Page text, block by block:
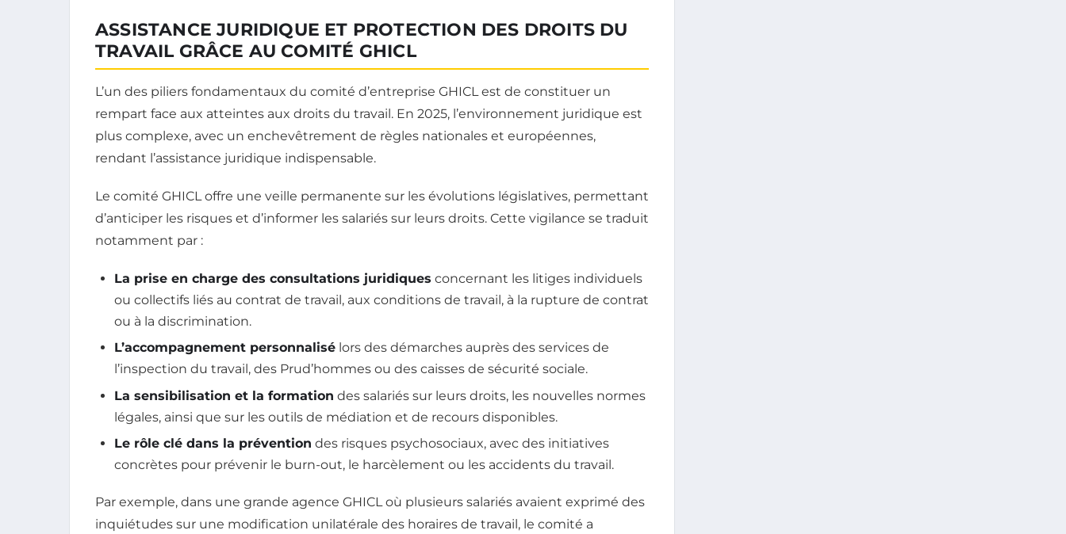
ASSISTANCE JURIDIQUE ET PROTECTION DES DROITS DU
TRAVAIL GRÂCE AU COMITÉ GHICL
L’un des piliers fondamentaux du comité d’entreprise GHICL est de constituer un
rempart face aux atteintes aux droits du travail. En 2025, l’environnement juridique est
plus complexe, avec un enchevêtrement de règles nationales et européennes,
rendant l’assistance juridique indispensable.
Le comité GHICL offre une veille permanente sur les évolutions législatives, permettant
d’anticiper les risques et d’informer les salariés sur leurs droits. Cette vigilance se traduit
notamment par :
La prise en charge des consultations juridiques concernant les litiges individuels
ou collectifs liés au contrat de travail, aux conditions de travail, à la rupture de contrat
ou à la discrimination.
L’accompagnement personnalisé lors des démarches auprès des services de
l’inspection du travail, des Prud’hommes ou des caisses de sécurité sociale.
La sensibilisation et la formation des salariés sur leurs droits, les nouvelles normes
légales, ainsi que sur les outils de médiation et de recours disponibles.
Le rôle clé dans la prévention des risques psychosociaux, avec des initiatives
concrètes pour prévenir le burn-out, le harcèlement ou les accidents du travail.
Par exemple, dans une grande agence GHICL où plusieurs salariés avaient exprimé des
inquiétudes sur une modification unilatérale des horaires de travail, le comité a